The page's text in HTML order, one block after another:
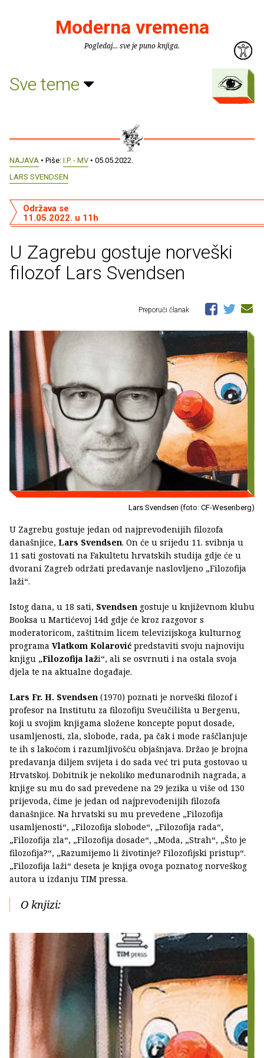
Moderna vremena
Pogledaj... sve je puno knjiga.
Sve teme
NAJAVA • Piše: I.P. - MV • 05.05.2022.
LARS SVENDSEN
U Zagrebu gostuje norveški
filozof Lars Svendsen
Održava se
11.05.2022. u 11h
Preporuči članak
Lars Svendsen (foto: CF-Wesenberg)
U Zagrebu gostuje jedan od najprevođenijih filozofa
današnjice, Lars Svendsen. On će u srijedu 11. svibnja u
11 sati gostovati na Fakultetu hrvatskih studija gdje će u
dvorani Zagreb održati predavanje naslovljeno „Filozofija
laži“.
Istog dana, u 18 sati, Svendsen gostuje u književnom klubu
Booksa u Martićevoj 14d gdje će kroz razgovor s
moderatoricom, zaštitnim licem televizijskoga kulturnog
programa Vlatkom Kolarović predstaviti svoju najnoviju
knjigu „Filozofija laži“, ali se osvrnuti i na ostala svoja
djela te na aktualne događaje.
Lars Fr. H. Svendsen (1970) poznati je norveški filozof i
profesor na Institutu za filozofiju Sveučilišta u Bergenu,
koji u svojim knjigama složene koncepte poput dosade,
usamljenosti, zla, slobode, rada, pa čak i mode raščlanjuje
te ih s lakoćom i razumljivošću objašnjava. Držao je brojna
predavanja diljem svijeta i do sada već tri puta gostovao u
Hrvatskoj. Dobitnik je nekoliko međunarodnih nagrada, a
knjige su mu do sad prevedene na 29 jezika u više od 130
prijevoda, čime je jedan od najprevođenijih filozofa
današnjice. Na hrvatski su mu prevedene „Filozofija
usamljenosti“, „Filozofija slobode“, „Filozofija rada“,
„Filozofija zla“, „Filozofija dosade“, „Moda, „Strah“, „Što je
filozofija?“, „Razumijemo li životinje? Filozofijski pristup“.
„Filozofija laži“ deseta je knjiga ovoga poznatog norveškog
autora u izdanju TIM pressa.
O knjizi: